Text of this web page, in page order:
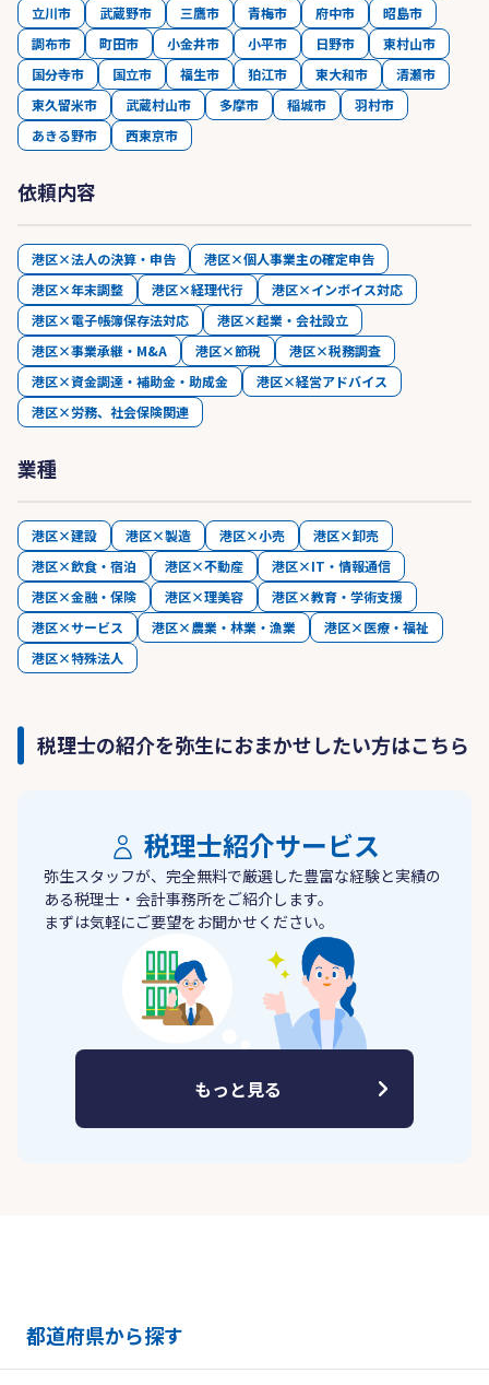
立川市
武蔵野市 三鷹市 青梅市 府中市
昭島市
調布市
町田市 小金井市 小平市 日野市
東村山市
国分寺市
国立市 福生市 狛江市 東大和市
清瀬市
東久留米市
武蔵村山市 多摩市 稲城市
羽村市
あきる野市
西東京市
依頼内容
港区×法人の決算・申告
港区×個人事業主の確定申告
港区×年末調整
港区×経理代行
港区×インボイス対応
港区×電子帳簿保存法対応
港区×起業・会社設立
港区×事業承継・M&A
港区×節税
港区×税務調査
港区×資金調達・補助金・助成金
港区×経営アドバイス
港区×労務、社会保険関連
業種
港区×建設 港区×製造 港区×小売
港区×卸売
港区×飲食・宿泊
港区×不動産
港区×IT・情報通信
港区×金融・保険
港区×理美容
港区×教育・学術支援
港区×サービス
港区×農業・林業・漁業
港区×医療・福祉
港区×特殊法人
税理士の紹介を弥生におまかせしたい方はこちら
税理士紹介サービス
弥生スタッフが、完全無料で厳選した豊富な経験と実績の
ある税理士・会計事務所をご紹介します。
まずは気軽にご要望をお聞かせください。
もっと見る
都道府県から探す